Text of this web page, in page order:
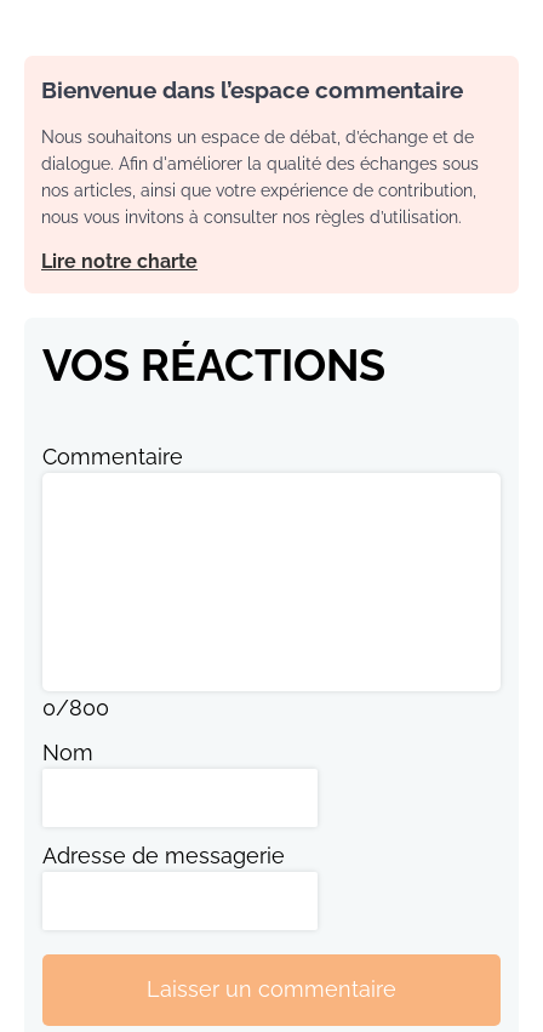
Bienvenue dans l’espace commentaire
Nous souhaitons un espace de débat, d’échange et de
dialogue. Afin d'améliorer la qualité des échanges sous
nos articles, ainsi que votre expérience de contribution,
nous vous invitons à consulter nos règles d’utilisation.
Lire notre charte
VOS RÉACTIONS
Commentaire
0/800
Nom
Adresse de messagerie
Laisser un commentaire